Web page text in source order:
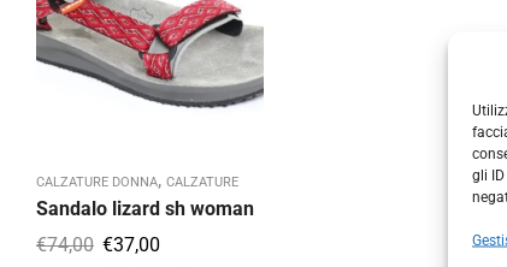
gli
CALZATURE DONNA, CALZATURE
Sandalo lizard sh woman
€74,00 €37,00